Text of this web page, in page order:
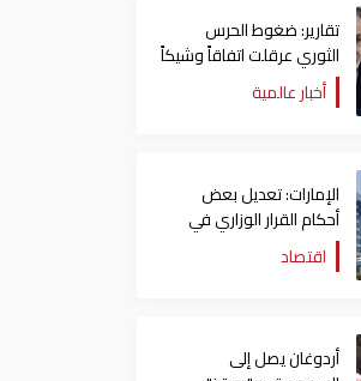
تقارير: ضغوط الحرس
الثوري عرقلت اتفاقاً وشيكاً
حول هرمز
أخبار عالمية
الإمارات: تعديل بعض
أحكام القرار الوزاري في
شأن الضريبة على الشركات
والأعمال
اقتصاد
أردوغان يصل إلى